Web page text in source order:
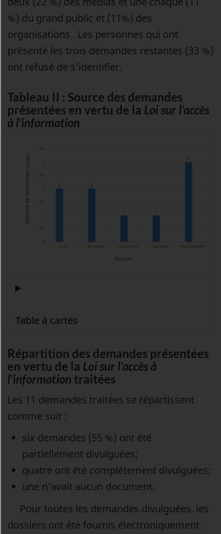
%) du grand public et (11%) des
organisations . Les personnes qui ont
présenté les trois demandes restantes (33 %)
ont refusé de s’identifier.
Tableau II : Source des demandes
présentées en vertu de la Loi sur l’accès
à l’information
Répartition des demandes présentées
en vertu de la Loi sur l’accès à
l’information traitées
Les 11 demandes traitées se répartissent
comme suit :
six demandes (55 %) ont été
partiellement divulguées;
quatre ont été complètement divulguées;
une n’avait aucun document.
Pour toutes les demandes divulguées, les
dossiers ont été fournis électroniquement.